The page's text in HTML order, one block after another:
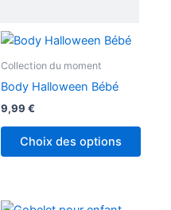
Collection du moment
Body Halloween Bébé
9,99 €
Choix des options